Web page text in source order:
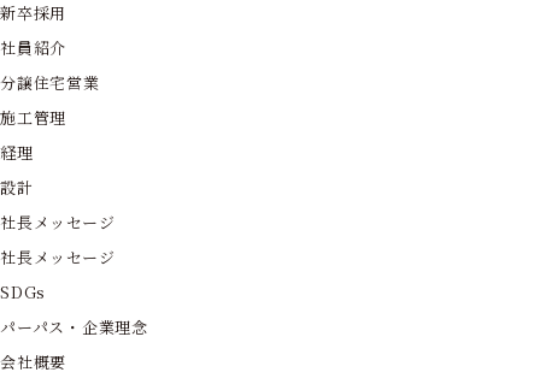
新卒採用
社員紹介
分譲住宅営業
施工管理
経理
設計
社長メッセージ
社長メッセージ
SDGs
パーパス・企業理念
会社概要